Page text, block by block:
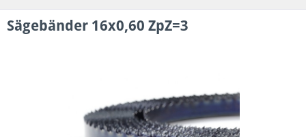
Sägebänder 16x0,60 ZpZ=3